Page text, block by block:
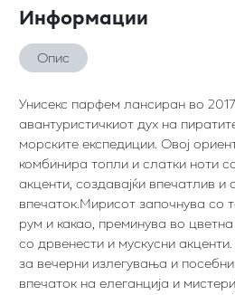
Информации
Опис
Унисекс парфем лансиран во
авантуристичкиот дух на
морските експедиции. Овој
комбинира топли и слатки ноти
акценти, создавајќи впечатлив и
впечаток.Мирисот започнува со
рум и какао, преминува во
со дрвенести и мускусни
за вечерни излегувања и
впечаток на елеганција и